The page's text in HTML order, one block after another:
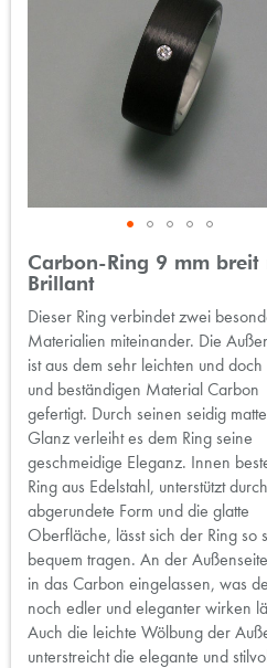
Zum
Anfang
der
Bildergalerie
springen
Carbon-Ring 9 mm breit
Brillant
Dieser Ring verbindet zwei
Materialien miteinander. Die
ist aus dem sehr leichten und
und beständigen Material Carbon
gefertigt. Durch seinen seidig
Glanz verleiht es dem Ring seine
geschmeidige Eleganz. Innen
Ring aus Edelstahl, unterstützt
abgerundete Form und die glatte
Oberfläche, lässt sich der Ring so
bequem tragen. An der
in das Carbon eingelassen, was
noch edler und eleganter wirken
Auch die leichte Wölbung der
unterstreicht die elegante und